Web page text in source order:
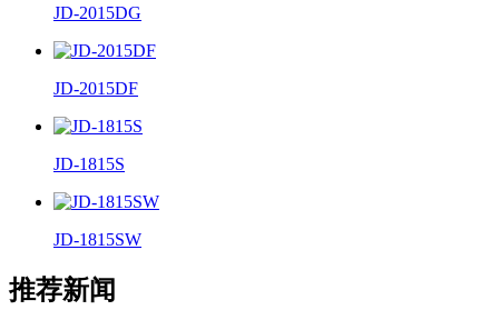
JD-2015DG
JD-2015DF
JD-1815S
JD-1815SW
推荐新闻